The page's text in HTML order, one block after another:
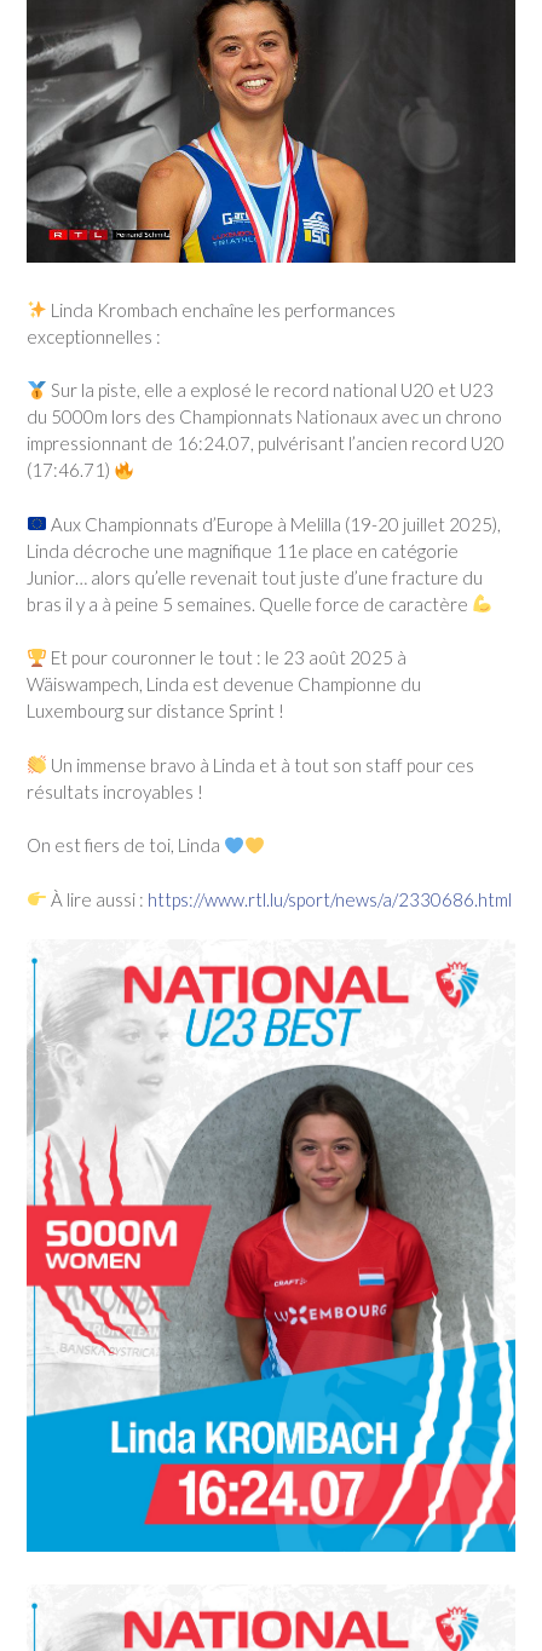
Linda Krombach enchaîne les performances
exceptionnelles :
Sur la piste, elle a explosé le record national U20 et U23
du 5000m lors des Championnats Nationaux avec un chrono
impressionnant de 16:24.07, pulvérisant l’ancien record U20
(17:46.71)
Aux Championnats d’Europe à Melilla (19-20 juillet 2025),
Linda décroche une magnifique 11e place en catégorie
Junior… alors qu’elle revenait tout juste d’une fracture du
bras il y a à peine 5 semaines. Quelle force de caractère
Et pour couronner le tout : le 23 août 2025 à
Wäiswampech, Linda est devenue Championne du
Luxembourg sur distance Sprint !
Un immense bravo à Linda et à tout son staff pour ces
résultats incroyables !
On est fiers de toi, Linda
À lire aussi : https://www.rtl.lu/sport/news/a/2330686.html